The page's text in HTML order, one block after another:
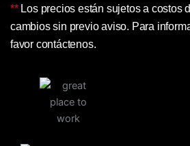
** Los precios están sujetos a costos
cambios sin previo aviso. Para
favor contáctenos.